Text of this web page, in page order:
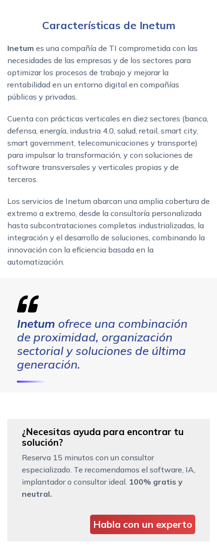
Características de Inetum
Inetum es una compañía de TI comprometida con las
necesidades de las empresas y de los sectores para
optimizar los procesos de trabajo y mejorar la
rentabilidad en un entorno digital en compañías
públicas y privadas.
Cuenta con prácticas verticales en diez sectores (banca,
defensa, energía, industria 4.0, salud, retail, smart city,
smart government, telecomunicaciones y transporte)
para impulsar la transformación, y con soluciones de
software transversales y verticales propias y de
terceros.
Los servicios de Inetum abarcan una amplia cobertura de
extremo a extremo, desde la consultoría personalizada
hasta subcontrataciones completas industrializadas, la
integración y el desarrollo de soluciones, combinando la
innovación con la eficiencia basada en la
automatización.
Inetum ofrece una combinación
de proximidad, organización
sectorial y soluciones de última
generación.
¿Necesitas ayuda para encontrar tu
solución?
Reserva 15 minutos con un consultor
especializado. Te recomendamos el software, IA,
implantador o consultor ideal. 100% gratis y
neutral.
Habla con un experto